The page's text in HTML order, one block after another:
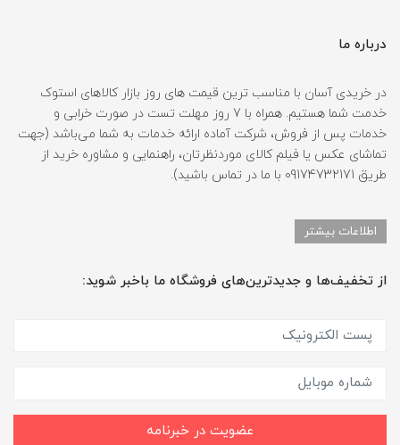
درباره ما
در خریدی آسان با مناسب ترین قیمت های روز بازار کالاهای استوک
خدمت شما هستیم. همراه با 7 روز مهلت تست در صورت خرابی و
خدمات پس از فروش، شرکت آماده ارائه خدمات به شما می‌باشد (جهت
تماشای عکس یا فیلم کالای موردنظرتان، راهنمایی و مشاوره خرید از
طریق 09174732171 با ما در تماس باشید).
اطلاعات بیشتر
از تخفیف‌ها و جدیدترین‌های فروشگاه ما باخبر شوید:
عضویت در خبرنامه